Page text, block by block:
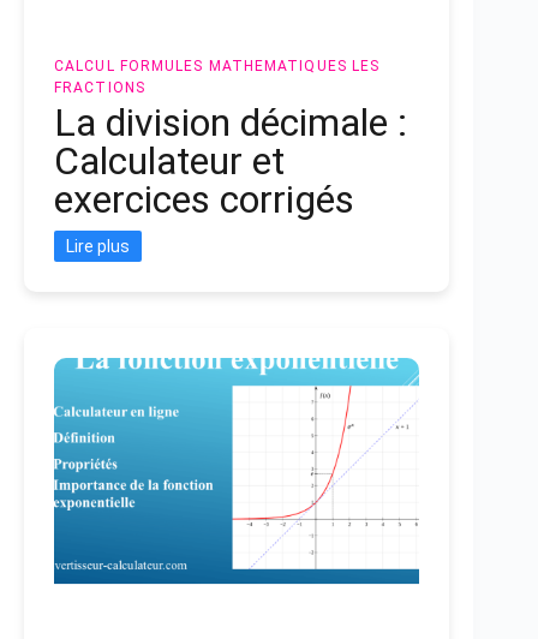
CALCUL FORMULES MATHEMATIQUES LES
FRACTIONS
La division décimale :
Calculateur et
exercices corrigés
Lire plus